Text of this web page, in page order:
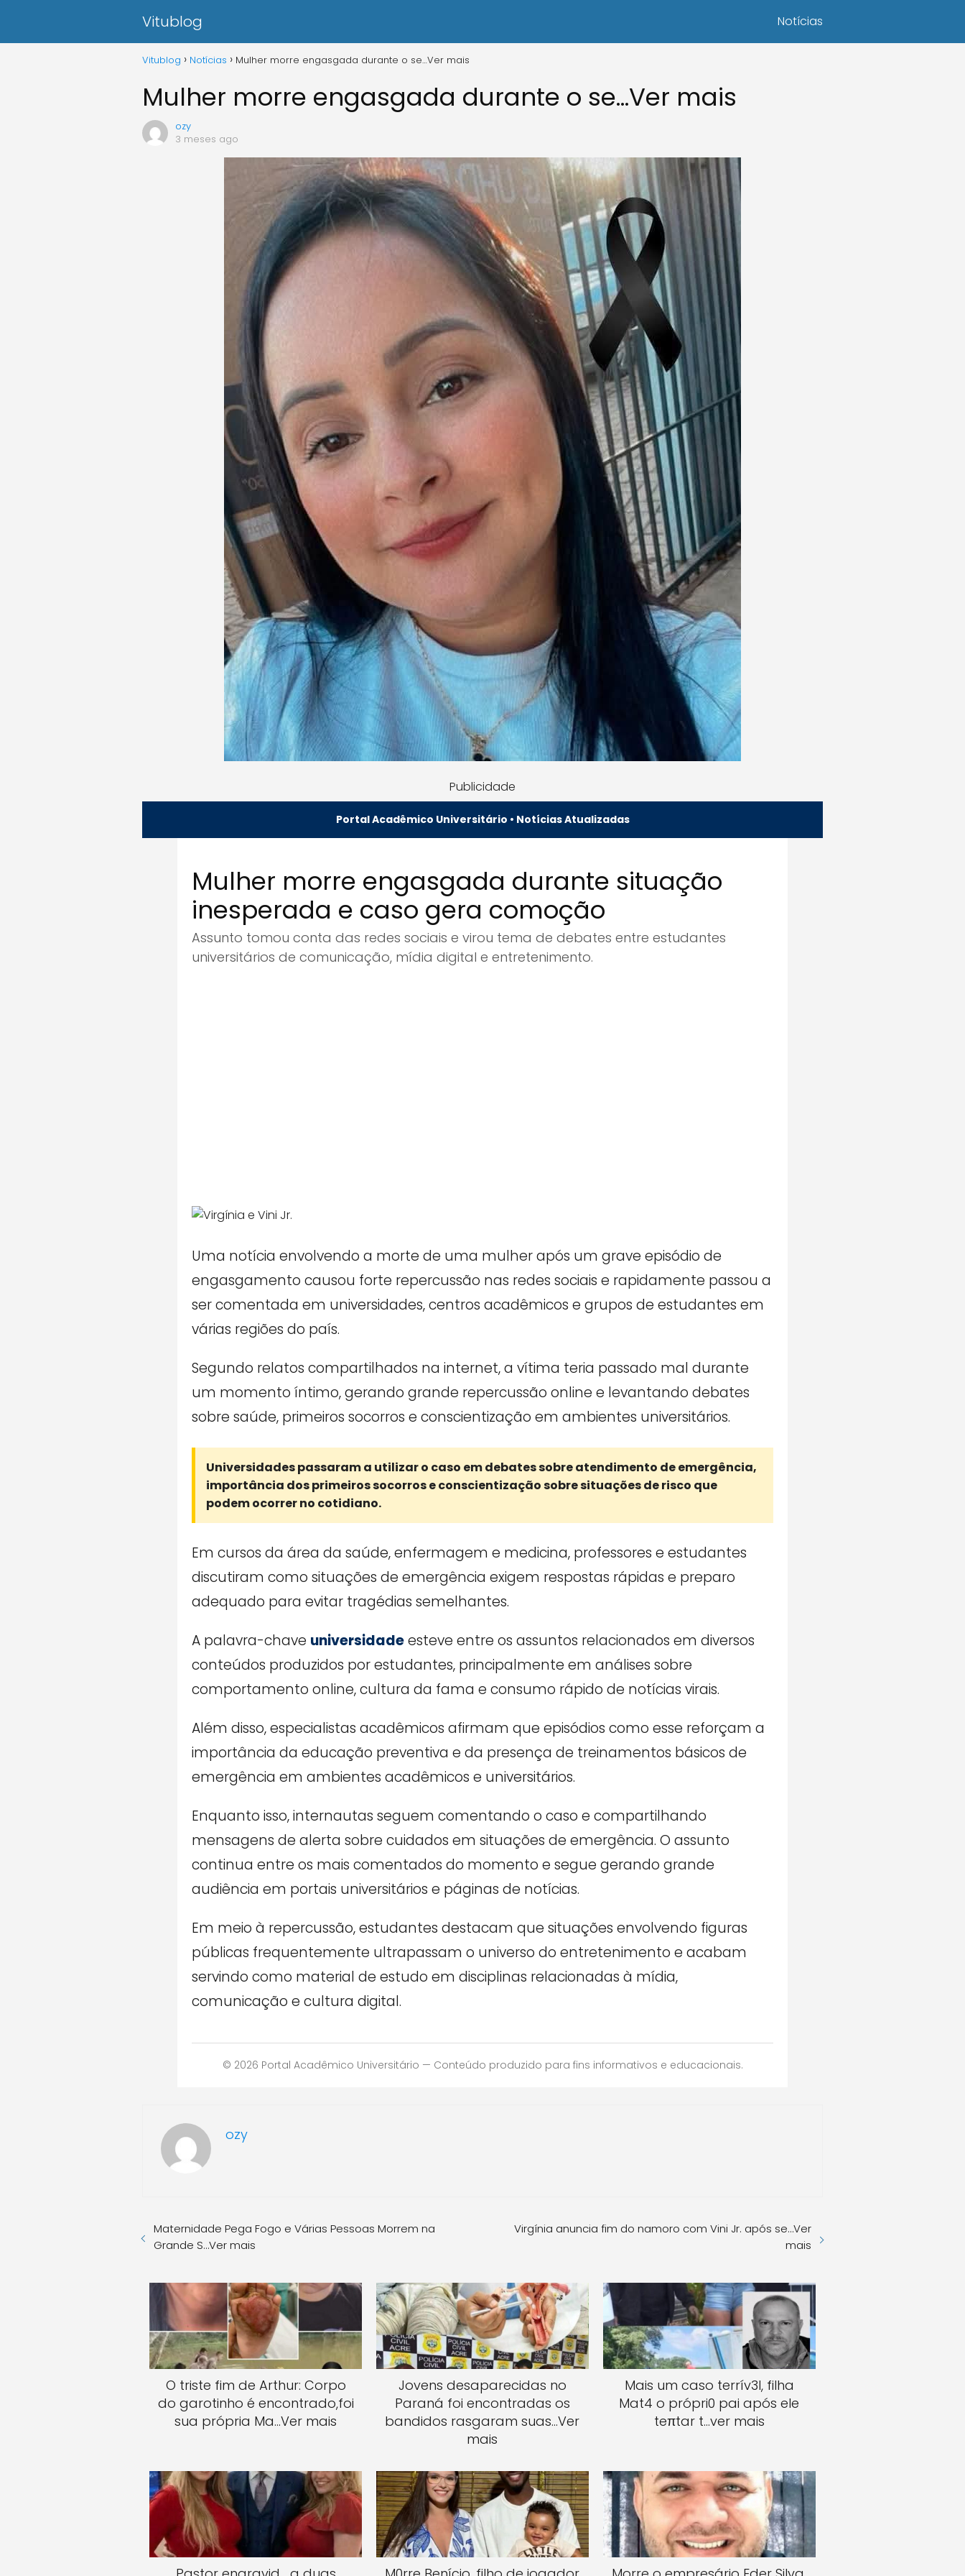
Vitublog Notícias
Vitublog Notícias Mulher morre engasgada durante o se…Ver mais
Mulher morre engasgada durante o se…Ver mais
ozy
3 meses ago
Publicidade
Portal Acadêmico Universitário • Notícias Atualizadas
Mulher morre engasgada durante situação
inesperada e caso gera comoção
Assunto tomou conta das redes sociais e virou tema de debates entre estudantes
universitários de comunicação, mídia digital e entretenimento.
Uma notícia envolvendo a morte de uma mulher após um grave episódio de
engasgamento causou forte repercussão nas redes sociais e rapidamente passou a
ser comentada em universidades, centros acadêmicos e grupos de estudantes em
várias regiões do país.
Segundo relatos compartilhados na internet, a vítima teria passado mal durante
um momento íntimo, gerando grande repercussão online e levantando debates
sobre saúde, primeiros socorros e conscientização em ambientes universitários.
Universidades passaram a utilizar o caso em debates sobre atendimento de emergência,
importância dos primeiros socorros e conscientização sobre situações de risco que
podem ocorrer no cotidiano.
Em cursos da área da saúde, enfermagem e medicina, professores e estudantes
discutiram como situações de emergência exigem respostas rápidas e preparo
adequado para evitar tragédias semelhantes.
A palavra-chave universidadeesteve entre os assuntos relacionados em diversos
conteúdos produzidos por estudantes, principalmente em análises sobre
comportamento online, cultura da fama e consumo rápido de notícias virais.
Além disso, especialistas acadêmicos afirmam que episódios como esse reforçam a
importância da educação preventiva e da presença de treinamentos básicos de
emergência em ambientes acadêmicos e universitários.
Enquanto isso, internautas seguem comentando o caso e compartilhando
mensagens de alerta sobre cuidados em situações de emergência. O assunto
continua entre os mais comentados do momento e segue gerando grande
audiência em portais universitários e páginas de notícias.
Em meio à repercussão, estudantes destacam que situações envolvendo figuras
públicas frequentemente ultrapassam o universo do entretenimento e acabam
servindo como material de estudo em disciplinas relacionadas à mídia,
comunicação e cultura digital.
© 2026 Portal Acadêmico Universitário — Conteúdo produzido para fins informativos e educacionais.
ozy
Maternidade Pega Fogo e Várias Pessoas Morrem na
Grande S…Ver mais
Virgínia anuncia fim do namoro com Vini Jr. após se…Ver
mais
O triste fim de Arthur: Corpo
do garotinho é encontrado,foi
sua própria Ma…Ver mais
Jovens desaparecidas no
Paraná foi encontradas os
bandidos rasgaram suas…Ver
mais
Mais um caso terrív3l, filha
Mat4 o própri0 pai após ele
teπtar t…ver mais